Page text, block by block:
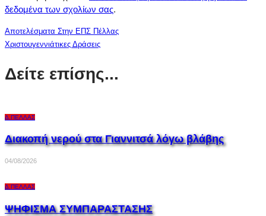
δεδομένα των σχολίων σας.
Αποτελέσματα Στην ΕΠΣ Πέλλας
Χριστουγεννιάτικες Δράσεις
Δείτε επίσης...
Δ.ΠΈΛΛΑΣ
Διακοπή νερού στα Γιαννιτσά λόγω βλάβης
04/08/2026
Δ.ΠΈΛΛΑΣ
ΨΗΦΙΣΜΑ ΣΥΜΠΑΡΑΣΤΑΣΗΣ